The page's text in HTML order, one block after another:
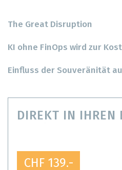
The Great Disruption
KI ohne FinOps wird zur
Einfluss der Souveränität
DIREKT IN IHREN
CHF 139.-